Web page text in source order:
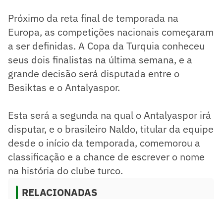
Próximo da reta final de temporada na
Europa, as competições nacionais começaram
a ser definidas. A Copa da Turquia conheceu
seus dois finalistas na última semana, e a
grande decisão será disputada entre o
Besiktas e o Antalyaspor.
Esta será a segunda na qual o Antalyaspor irá
disputar, e o brasileiro Naldo, titular da equipe
desde o início da temporada, comemorou a
classificação e a chance de escrever o nome
na história do clube turco.
RELACIONADAS